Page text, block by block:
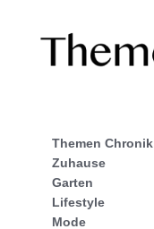
Themen Chronik
Zuhause
Garten
Lifestyle
Mode